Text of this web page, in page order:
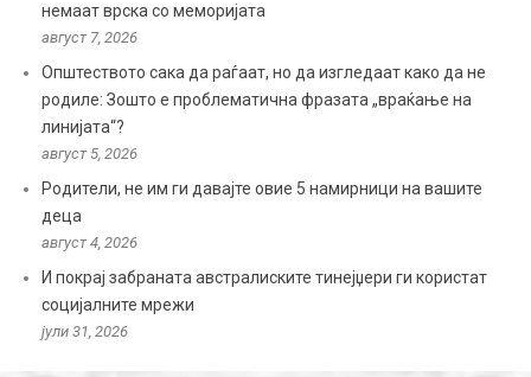
немаат врска со меморијата
август 7, 2026
Општеството сака да раѓаат, но да изгледаат како да не
родиле: Зошто е проблематична фразата „враќање на
линијата“?
август 5, 2026
Родители, не им ги давајте овие 5 намирници на вашите
деца
август 4, 2026
И покрај забраната австралиските тинејџери ги користат
социјалните мрежи
јули 31, 2026